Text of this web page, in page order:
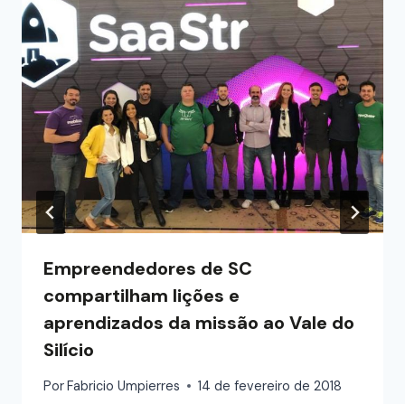
Empreendedores de SC
compartilham lições e
aprendizados da missão ao Vale do
Silício
PorFabricio Umpierres 14 de fevereiro de 2018